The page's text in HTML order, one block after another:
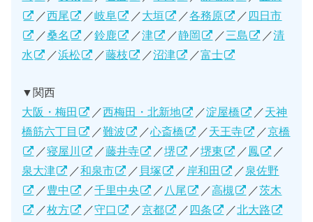
／西尾 ／岐阜 ／大垣 ／各務原 ／ 四日市
／桑名 ／鈴鹿 ／津 ／静岡 ／三島 ／清
水
／浜松 ／藤枝 ／沼津 ／富士
▼関西
大阪・梅田
／西梅田・北新地 ／淀屋橋 ／天神
橋筋六丁目
／難波 ／心斎橋 ／天王寺 ／京橋
／寝屋川 ／藤井寺 ／堺 ／堺東 ／鳳
／
泉大津
／和泉市 ／ 貝塚 ／ 岸和田 ／泉佐野
／豊中 ／千里中央 ／ 八尾 ／高槻 ／茨木
／枚方 ／守口 ／京都 ／ 四条 ／北大路